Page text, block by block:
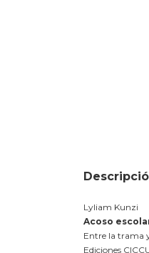
Lyliam Kunzi
Acoso
Entre la trama
Ediciones